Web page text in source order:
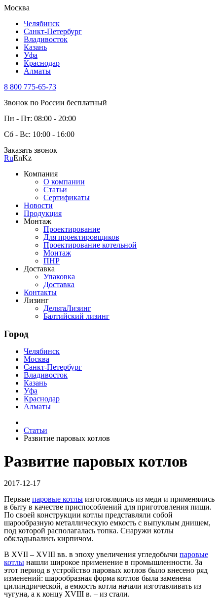
Москва
Челябинск
Санкт-Петербург
Владивосток
Казань
Уфа
Краснодар
Алматы
8 800 775-65-73
Звонок по России бесплатный
Пн - Пт: 08:00 - 20:00
Сб - Вс: 10:00 - 16:00
Заказать звонок
RuEnKz
Компания
О компании
Статьи
Сертификаты
Новости
Продукция
Монтаж
Проектирование
Для проектировщиков
Проектирование котельной
Монтаж
ПНР
Доставка
Упаковка
Доставка
Контакты
Лизинг
ДельтаЛизинг
Балтийский лизинг
Город
Челябинск
Москва
Санкт-Петербург
Владивосток
Казань
Уфа
Краснодар
Алматы
Статьи
Развитие паровых котлов
Развитие паровых котлов
2017-12-17
Первые паровые котлы изготовлялись из меди и применялись
в быту в качестве приспособлений для приготовления пищи.
По своей конструкции котлы представляли собой
шарообразную металлическую емкость с выпуклым днищем,
под которой располагалась топка. Снаружи котлы
обкладывались кирпичом.
В XVII – XVIII вв. в эпоху увеличения угледобычи паровые
котлы нашли широкое применение в промышленности. За
этот период в устройство паровых котлов было внесено ряд
изменений: шарообразная форма котлов была заменена
цилиндрической, а емкость котла начали изготавливать из
чугуна, а к концу XVIII в. – из стали.